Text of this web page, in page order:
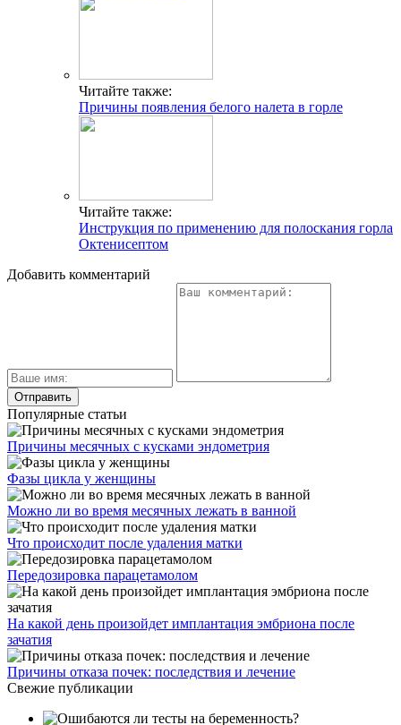
Читайте также:
Причины появления белого налета в горле
Читайте также:
Инструкция по применению для полоскания горла
Октенисептом
Добавить комментарий
Популярные статьи
Причины месячных с кусками эндометрия
Фазы цикла у женщины
Можно ли во время месячных лежать в ванной
Что происходит после удаления матки
Передозировка парацетамолом
На какой день произойдет имплантация эмбриона после
зачатия
Причины отказа почек: последствия и лечение
Свежие публикации